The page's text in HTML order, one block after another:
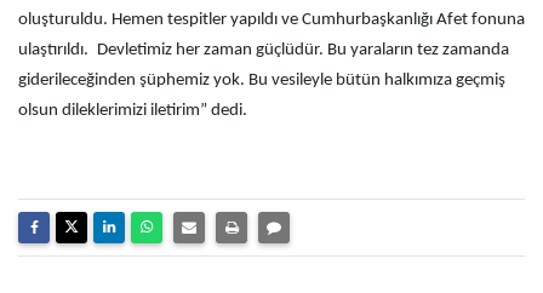
oluşturuldu. Hemen tespitler yapıldı ve Cumhurbaşkanlığı Afet fonuna
ulaştırıldı. Devletimiz her zaman güçlüdür. Bu yaraların tez zamanda
giderileceğinden şüphemiz yok. Bu vesileyle bütün halkımıza geçmiş
olsun dileklerimizi iletirim” dedi.